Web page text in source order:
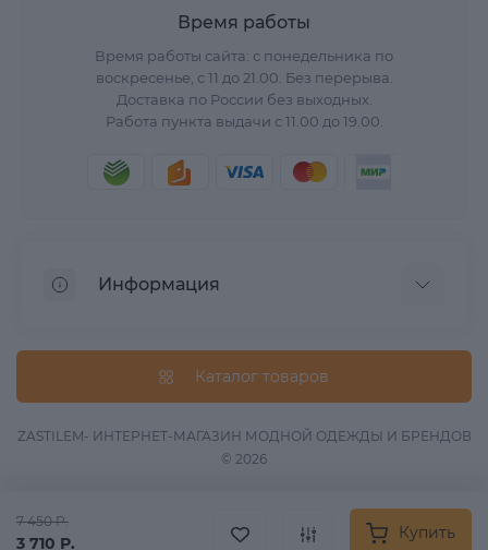
7 450 Р.
3 710 Р.
Купить
Время работы
Время работы сайта: с понедельника по
воскресенье, с 11 до 21.00. Без перерыва.
Доставка по России без выходных.
Работа пункта выдачи с 11.00 до 19.00.
Информация
Информация о доставке
Оферта
Возврат товара
Каталог товаров
ZASTILEM- ИНТЕРНЕТ-МАГАЗИН МОДНОЙ ОДЕЖДЫ И БРЕНДОВ
© 2026